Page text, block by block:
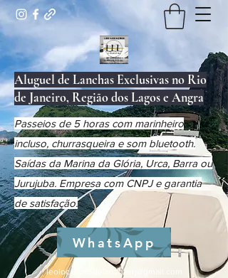
Aluguel de Lanchas Exclusivas no Rio
de Janeiro, Região dos Lagos e Angra
Passeios de 5 horas com marinheiro
incluso, churrasqueira e som bluetooth.
Saídas da Marina da Glória, Urca, Barra ou
Jurujuba. Empresa com CNPJ e garantia
de satisfação.
WhatsApp
leolocacoesdelanchasrj@gmail.com